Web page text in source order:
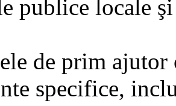
publice locale
de prim
specifice,